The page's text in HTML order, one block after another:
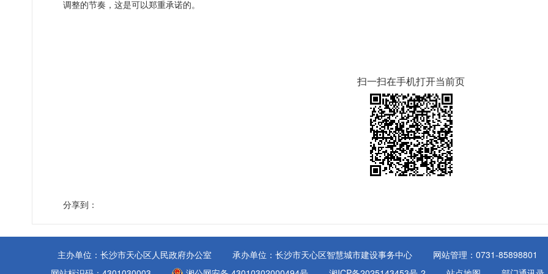
调整的节奏，这是可以郑重承诺的。
扫一扫在手机打开当前页
分享到：
主办单位：长沙市天心区人民政府办公室 承办单位：长沙市天心区智慧城市建设事务中心
网站管理：0731-85898801